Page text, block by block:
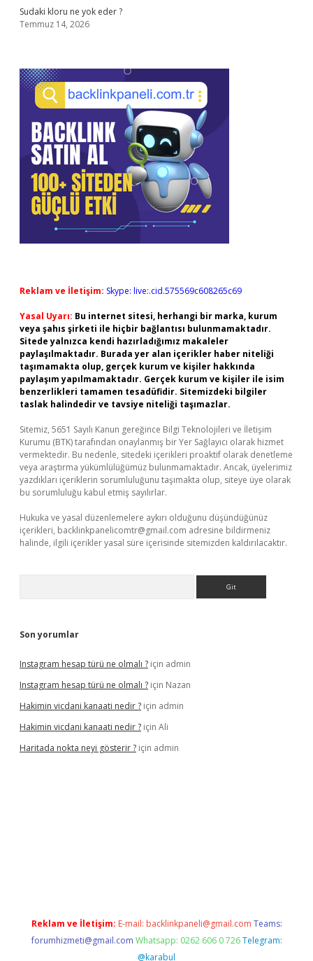
Sudaki kloru ne yok eder ?
Temmuz 14, 2026
Reklam ve İletişim: Skype: live:.cid.575569c608265c69
Yasal Uyarı: Bu internet sitesi, herhangi bir marka, kurum
veya şahıs şirketi ile hiçbir bağlantısı bulunmamaktadır.
Sitede yalnızca kendi hazırladığımız makaleler
paylaşılmaktadır. Burada yer alan içerikler haber niteliği
taşımamakta olup, gerçek kurum ve kişiler hakkında
paylaşım yapılmamaktadır. Gerçek kurum ve kişiler ile isim
benzerlikleri tamamen tesadüfidir. Sitemizdeki bilgiler
taslak halindedir ve tavsiye niteliği taşımazlar.
Sitemiz, 5651 Sayılı Kanun gereğince Bilgi Teknolojileri ve İletişim
Kurumu (BTK) tarafından onaylanmış bir Yer Sağlayıcı olarak hizmet
vermektedir. Bu nedenle, sitedeki içerikleri proaktif olarak denetleme
veya araştırma yükümlülüğümüz bulunmamaktadır. Ancak, üyelerimiz
yazdıkları içeriklerin sorumluluğunu taşımakta olup, siteye üye olarak
bu sorumluluğu kabul etmiş sayılırlar.
Hukuka ve yasal düzenlemelere aykırı olduğunu düşündüğünüz
içerikleri, backlinkpanelicomtr@gmail.com adresine bildirmeniz
halinde, ilgili içerikler yasal süre içerisinde sitemizden kaldırılacaktır.
Son yorumlar
Instagram hesap türü ne olmalı ? için admin
Instagram hesap türü ne olmalı ? için Nazan
Hakimin vicdani kanaati nedir ? için admin
Hakimin vicdani kanaati nedir ? için Ali
Haritada nokta neyi gösterir ? için admin
Reklam ve İletişim: E-mail: backlinkpaneli@gmail.com Teams:
forumhizmeti@gmail.com Whatsapp: 0262 606 0 726 Telegram:
@karabul